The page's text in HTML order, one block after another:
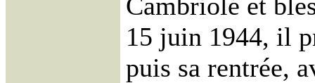
15 juin 1944, il
puis sa rentrée,